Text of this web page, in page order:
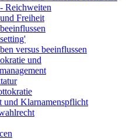
Reichweiten
Freiheit
versus beeinflussen
und
und Klarnamenspflicht